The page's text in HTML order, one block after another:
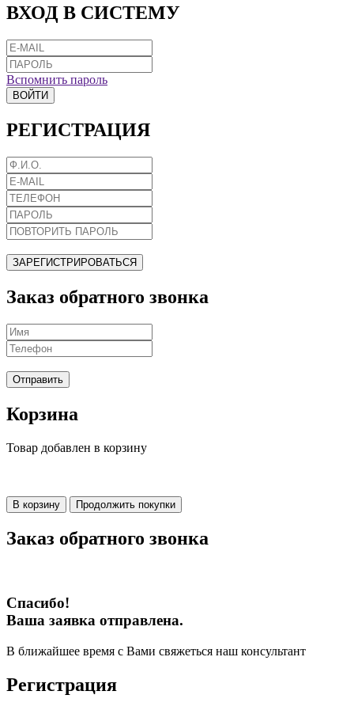
ВХОД В СИСТЕМУ
Вспомнить пароль
ВОЙТИ
РЕГИСТРАЦИЯ
ЗАРЕГИСТРИРОВАТЬСЯ
Заказ обратного звонка
Отправить
Корзина
Товар добавлен в корзину
В корзину Продолжить покупки
Заказ обратного звонка
Спасибо!
Ваша заявка отправлена.
В ближайшее время с Вами свяжеться наш консультант
Регистрация